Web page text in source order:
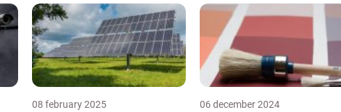
08 february 2025 06 december 2024